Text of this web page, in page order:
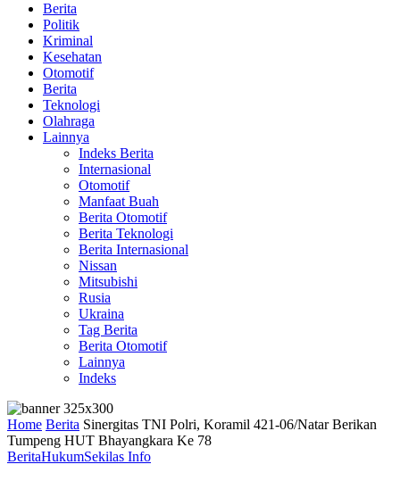
Berita
Politik
Kriminal
Kesehatan
Otomotif
Berita
Teknologi
Olahraga
Lainnya
Indeks Berita
Internasional
Otomotif
Manfaat Buah
Berita Otomotif
Berita Teknologi
Berita Internasional
Nissan
Mitsubishi
Rusia
Ukraina
Tag Berita
Berita Otomotif
Lainnya
Indeks
Home Berita Sinergitas TNI Polri, Koramil 421-06/Natar Berikan
Tumpeng HUT Bhayangkara Ke 78
BeritaHukumSekilas Info